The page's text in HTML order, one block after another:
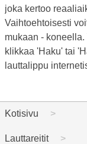
joka kertoo
Vaihtoehtoisesti
mukaan -
klikkaa 'Haku' tai
lauttalippu
Kotisivu
Lauttareitit